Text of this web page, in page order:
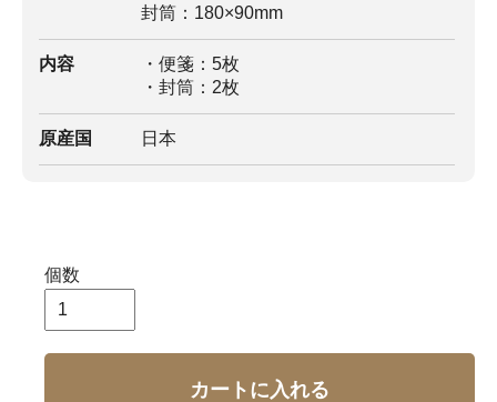
封筒：180×90mm
内容
・便箋：5枚
・封筒：2枚
原産国 日本
個数
カートに入れる